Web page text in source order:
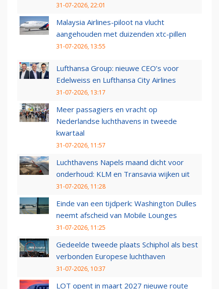
31-07-2026, 22:01
Malaysia Airlines-piloot na vlucht
aangehouden met duizenden xtc-pillen
31-07-2026, 13:55
Lufthansa Group: nieuwe CEO’s voor
Edelweiss en Lufthansa City Airlines
31-07-2026, 13:17
Meer passagiers en vracht op
Nederlandse luchthavens in tweede
kwartaal
31-07-2026, 11:57
Luchthavens Napels maand dicht voor
onderhoud: KLM en Transavia wijken uit
31-07-2026, 11:28
Einde van een tijdperk: Washington Dulles
neemt afscheid van Mobile Lounges
31-07-2026, 11:25
Gedeelde tweede plaats Schiphol als best
verbonden Europese luchthaven
31-07-2026, 10:37
LOT opent in maart 2027 nieuwe route